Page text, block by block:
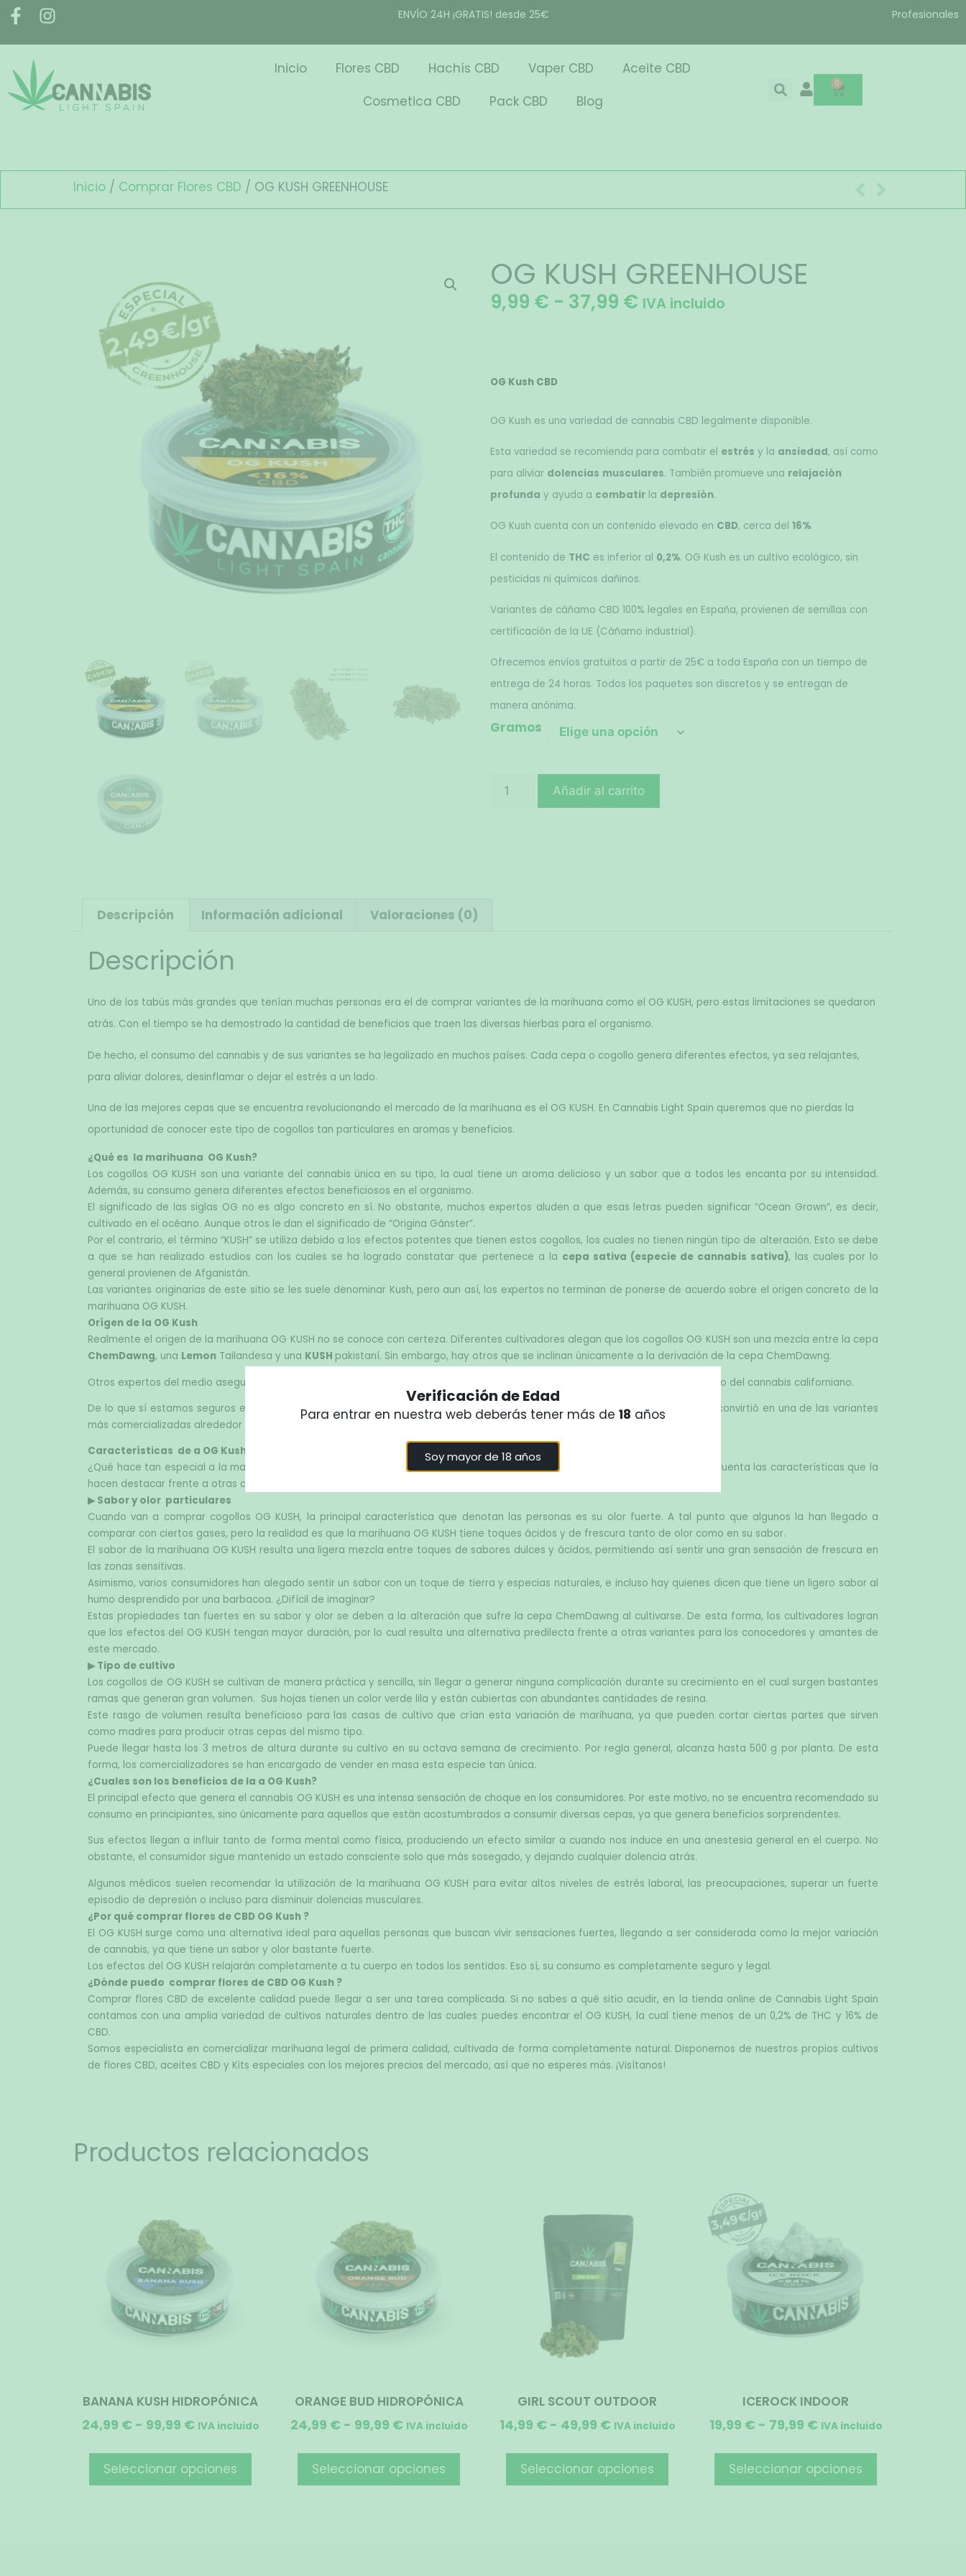
ENVÍO 24H ¡GRATIS! desde 25€ Profesionales
Inicio Flores CBD Hachís CBD Vaper CBD
Aceite CBD
Cosmetica CBD
Pack CBD Blog
0
Inicio / Comprar Flores CBD / OG KUSH GREENHOUSE
OG KUSH GREENHOUSE
9,99 € - 37,99 € IVA incluido
OG Kush CBD
OG Kush es una variedad de cannabis CBD legalmente disponible.
Esta variedad se recomienda para combatir el estrés y la ansiedad, así como
para aliviar dolencias musculares. También promueve una relajación
profunda y ayuda a combatir la depresión.
OG Kush cuenta con un contenido elevado en CBD, cerca del 16%.
El contenido de THC es inferior al 0,2%. OG Kush es un cultivo ecológico, sin
pesticidas ni químicos dañinos.
Variantes de cáñamo CBD 100% legales en España, provienen de semillas con
certificación de la UE (Cáñamo industrial).
Ofrecemos envíos gratuitos a partir de 25€ a toda España con un tiempo de
entrega de 24 horas. Todos los paquetes son discretos y se entregan de
manera anónima.
Gramos
Añadir al carrito
Descripción Información adicional Valoraciones (0)
Descripción
Uno de los tabús más grandes que tenían muchas personas era el de comprar variantes de la marihuana como el OG KUSH, pero estas limitaciones se quedaron
atrás. Con el tiempo se ha demostrado la cantidad de beneficios que traen las diversas hierbas para el organismo.
De hecho, el consumo del cannabis y de sus variantes se ha legalizado en muchos países. Cada cepa o cogollo genera diferentes efectos, ya sea relajantes,
para aliviar dolores, desinflamar o dejar el estrés a un lado.
Una de las mejores cepas que se encuentra revolucionando el mercado de la marihuana es el OG KUSH. En Cannabis Light Spain queremos que no pierdas la
oportunidad de conocer este tipo de cogollos tan particulares en aromas y beneficios.
¿Qué es  la marihuana  OG Kush?
Los cogollos OG KUSH son una variante del cannabis única en su tipo, la cual tiene un aroma delicioso y un sabor que a todos les encanta por su intensidad.
Además, su consumo genera diferentes efectos beneficiosos en el organismo.
El significado de las siglas OG no es algo concreto en sí. No obstante, muchos expertos aluden a que esas letras pueden significar “Ocean Grown”, es decir,
cultivado en el océano. Aunque otros le dan el significado de “Origina Gánster”.
Por el contrario, el término “KUSH” se utiliza debido a los efectos potentes que tienen estos cogollos, los cuales no tienen ningún tipo de alteración. Esto se debe
a que se han realizado estudios con los cuales se ha logrado constatar que pertenece a la cepa sativa (especie de cannabis sativa), las cuales por lo
general provienen de Afganistán.
Las variantes originarias de este sitio se les suele denominar Kush, pero aun así, los expertos no terminan de ponerse de acuerdo sobre el origen concreto de la
marihuana OG KUSH.
Orígen de la OG Kush
ChemDawng, una Lemon Tailandesa y una KUSH pakistaní. Sin embargo, hay otros que se inclinan únicamente a la derivación de la cepa ChemDawng.
Otros expertos del medio aseguran que el origen de la cepa OG proviene de California del Norte, la cual resume el estilo marcado del cannabis californiano.
De lo que sí estamos seguros es, de que esta variante apareció en Los Ángeles a finales de los años 90 y desde entonces se convirtió en una de las variantes
más comercializadas alrededor del mundo, la cual no debes dejar de probar si tienes oportunidad.
Características  de a OG Kushl
¿Qué hace tan especial a la marihuana OG KUSH? Es normal cuestionarse esto sobre la marihuana OG KUSH si no se tienen en cuenta las características que la
hacen destacar frente a otras cepas de cannabis.
▶ Sabor y olor  particulares
Cuando van a comprar cogollos OG KUSH, la principal característica que denotan las personas es su olor fuerte. A tal punto que algunos la han llegado a
comparar con ciertos gases, pero la realidad es que la marihuana OG KUSH tiene toques ácidos y de frescura tanto de olor como en su sabor.
El sabor de la marihuana OG KUSH resulta una ligera mezcla entre toques de sabores dulces y ácidos, permitiendo así sentir una gran sensación de frescura en
las zonas sensitivas.
Asimismo, varios consumidores han alegado sentir un sabor con un toque de tierra y especias naturales, e incluso hay quienes dicen que tiene un ligero sabor al
humo desprendido por una barbacoa. ¿Difícil de imaginar?
Estas propiedades tan fuertes en su sabor y olor se deben a la alteración que sufre la cepa ChemDawng al cultivarse. De esta forma, los cultivadores logran
que los efectos del OG KUSH tengan mayor duración, por lo cual resulta una alternativa predilecta frente a otras variantes para los conocedores y amantes de
este mercado.
▶ Tipo de cultivo
Los cogollos de OG KUSH se cultivan de manera práctica y sencilla, sin llegar a generar ninguna complicación durante su crecimiento en el cual surgen bastantes
ramas que generan gran volumen.  Sus hojas tienen un color verde lila y están cubiertas con abundantes cantidades de resina.
Este rasgo de volumen resulta beneficioso para las casas de cultivo que crían esta variación de marihuana, ya que pueden cortar ciertas partes que sirven
como madres para producir otras cepas del mismo tipo.
Puede llegar hasta los 3 metros de altura durante su cultivo en su octava semana de crecimiento. Por regla general, alcanza hasta 500 g por planta. De esta
forma, los comercializadores se han encargado de vender en masa esta especie tan única.
¿Cuales son los beneficios de la a OG Kush?
El principal efecto que genera el cannabis OG KUSH es una intensa sensación de choque en los consumidores. Por este motivo, no se encuentra recomendado su
consumo en principiantes, sino únicamente para aquellos que están acostumbrados a consumir diversas cepas, ya que genera beneficios sorprendentes.
Sus efectos llegan a influir tanto de forma mental como física, produciendo un efecto similar a cuando nos induce en una anestesia general en el cuerpo. No
obstante, el consumidor sigue mantenido un estado consciente solo que más sosegado, y dejando cualquier dolencia atrás.
Algunos médicos suelen recomendar la utilización de la marihuana OG KUSH para evitar altos niveles de estrés laboral, las preocupaciones, superar un fuerte
episodio de depresión o incluso para disminuir dolencias musculares.
¿Por qué comprar flores de CBD OG Kush ?
El OG KUSH surge como una alternativa ideal para aquellas personas que buscan vivir sensaciones fuertes, llegando a ser considerada como la mejor variación
de cannabis, ya que tiene un sabor y olor bastante fuerte.
Los efectos del OG KUSH relajarán completamente a tu cuerpo en todos los sentidos. Eso sí, su consumo es completamente seguro y legal.
¿Dónde puedo  comprar flores de CBD OG Kush ?
Comprar flores CBD de excelente calidad puede llegar a ser una tarea complicada. Si no sabes a qué sitio acudir, en la tienda online de Cannabis Light Spain
contamos con una amplia variedad de cultivos naturales dentro de las cuales puedes encontrar el OG KUSH, la cual tiene menos de un 0,2% de THC y 16% de
CBD.
Somos especialista en comercializar marihuana legal de primera calidad, cultivada de forma completamente natural. Disponemos de nuestros propios cultivos
de flores CBD, aceites CBD y Kits especiales con los mejores precios del mercado, así que no esperes más. ¡Visítanos!
Productos relacionados
BANANA KUSH HIDROPÓNICA
24,99 € - 99,99 € IVA incluido
Seleccionar opciones
ORANGE BUD HIDROPÓNICA
24,99 € - 99,99 € IVA incluido
Seleccionar opciones
GIRL SCOUT OUTDOOR
14,99 € - 49,99 € IVA incluido
Seleccionar opciones
ICEROCK INDOOR
19,99 € - 79,99 € IVA incluido
Seleccionar opciones
Verificación de Edad
Para entrar en nuestra web deberás tener más de 18 años
Soy mayor de 18 años